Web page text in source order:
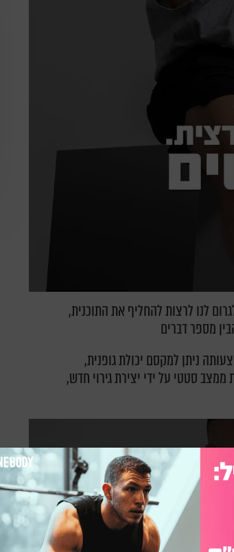
לנו לרצות להחליף את התוכנית,
מספר דברים
ניתן למקסם יכולת גופנית,
סטטי על ידי יצירת גירוי חדש,